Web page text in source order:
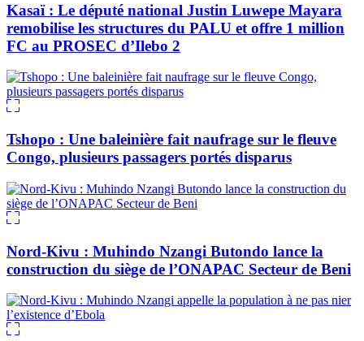
Kasaï : Le député national Justin Luwepe Mayara
remobilise les structures du PALU et offre 1 million
FC au PROSEC d’Ilebo 2
Tshopo : Une baleinière fait naufrage sur le fleuve
Congo, plusieurs passagers portés disparus
Nord-Kivu : Muhindo Nzangi Butondo lance la
construction du siège de l’ONAPAC Secteur de Beni